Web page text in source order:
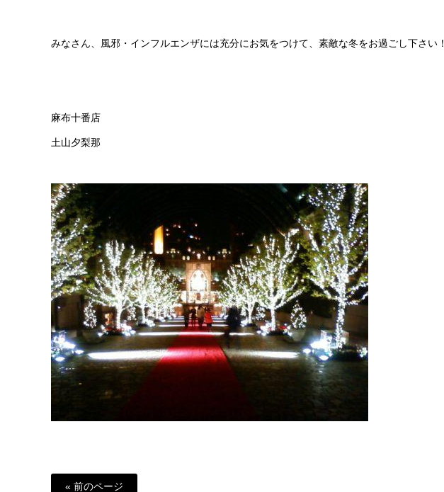
みなさん、風邪・インフルエンザには充分にお気をつけて、素敵な冬をお過ごし下さい！
麻布十番店
土山夕梨那
« 前のページ